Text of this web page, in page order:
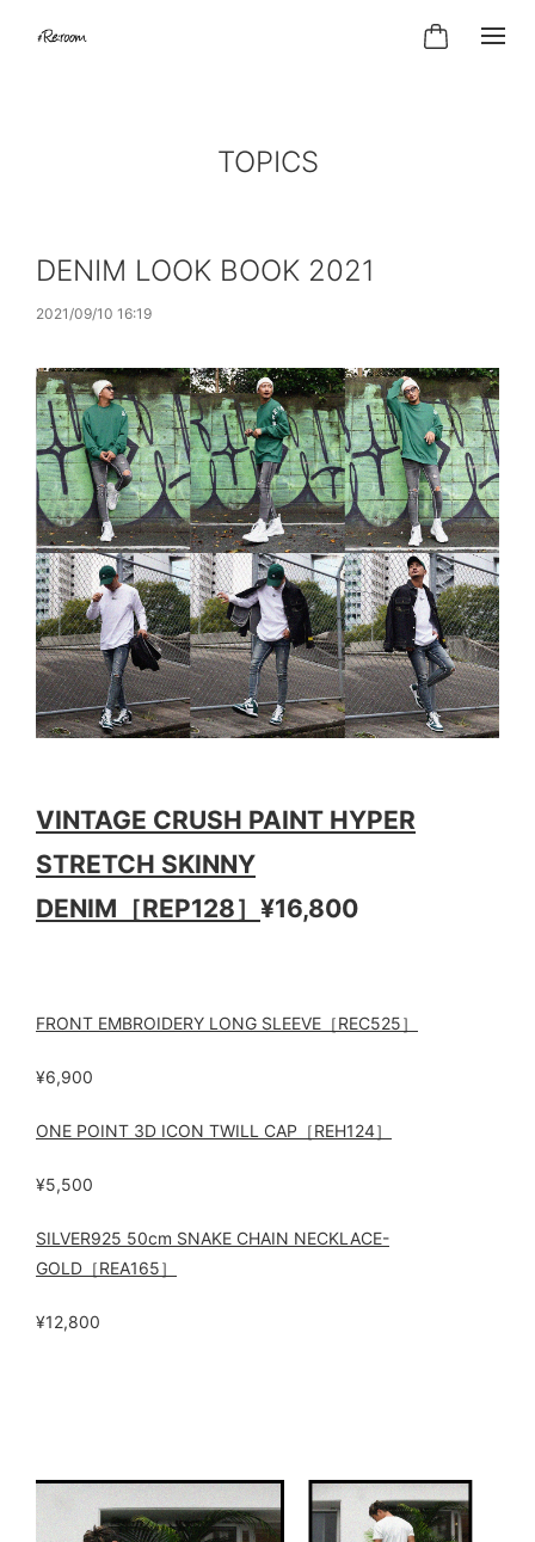
TOPICS
DENIM LOOK BOOK 2021
2021/09/10 16:19
VINTAGE CRUSH PAINT HYPER
STRETCH SKINNY
DENIM［REP128］ ¥16,800
FRONT EMBROIDERY LONG SLEEVE［REC525］
¥6,900
ONE POINT 3D ICON TWILL CAP［REH124］
¥5,500
SILVER925 50cm SNAKE CHAIN NECKLACE-
GOLD［REA165］
¥12,800